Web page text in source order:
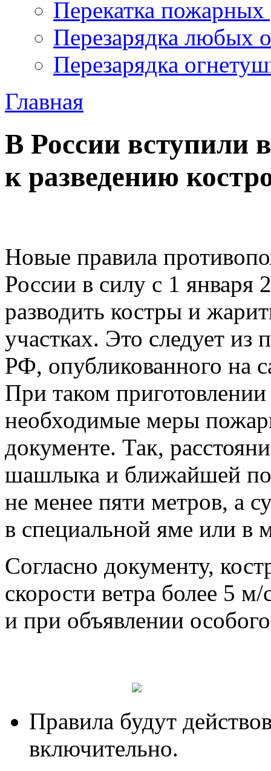
Перекатка пожарных
Перезарядка любых
Перезарядка
Главная
В России вступили
к разведению
Новые правила
России в силу с 1 января
разводить костры и
участках. Это следует из
РФ, опубликованного на
При таком
необходимые меры
документе. Так,
шашлыка и ближайшей
не менее пяти метров, а
в специальной яме или в
Согласно документу,
скорости ветра более 5
и при объявлении
Правила будут
включительно.